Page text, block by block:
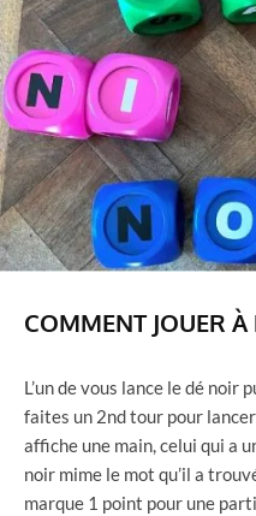
COMMENT JOUER
L’un de vous lance le dé noir
faites un 2nd tour pour
affiche une main, celui qui a
noir mime le mot qu’il a
marque 1 point pour une